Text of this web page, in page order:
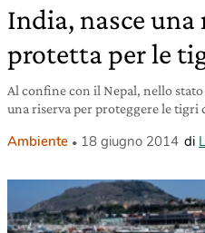
India, nasce una
protetta per le
Al confine con il Nepal, nello
una riserva per proteggere le tigri
Ambiente 18 giugno 2014 di